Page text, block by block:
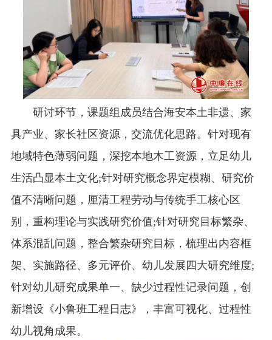
研讨环节，课题组成员结合海安本土非遗、家
具产业、家长社区资源，交流优化思路。针对现有
地域特色薄弱问题，深挖本地木工资源，立足幼儿
生活凸显本土文化;针对研究概念界定模糊、研究价
值不清晰问题，厘清工程劳动与传统手工核心区
别，重构理论与实践研究价值;针对研究目标繁杂、
体系混乱问题，整合繁杂研究目标，梳理出内容框
架、实施路径、多元评价、幼儿发展四大研究维度;
针对幼儿研究成果单一、缺少过程性记录问题，创
新增设《小鲁班工程日志》，丰富可视化、过程性
幼儿视角成果。